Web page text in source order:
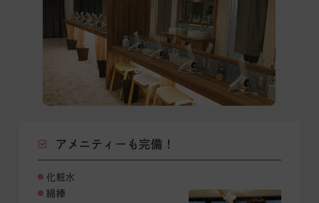
アメニティーも完備！
化粧水
綿棒